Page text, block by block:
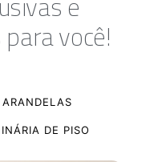
você!
ARANDELAS
DE PISO